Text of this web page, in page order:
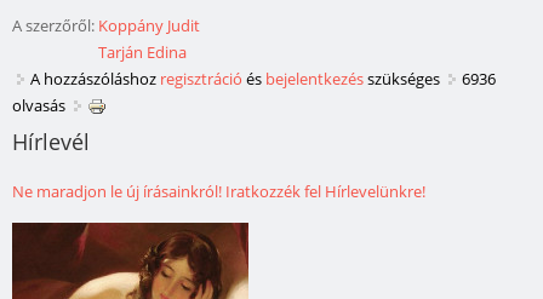
A szerzőről: Koppány Judit
Tarján Edina
A hozzászóláshoz regisztráció és bejelentkezésszükséges
6936
olvasás
Hírlevél
Ne maradjon le új írásainkról! Iratkozzék fel Hírlevelünkre!